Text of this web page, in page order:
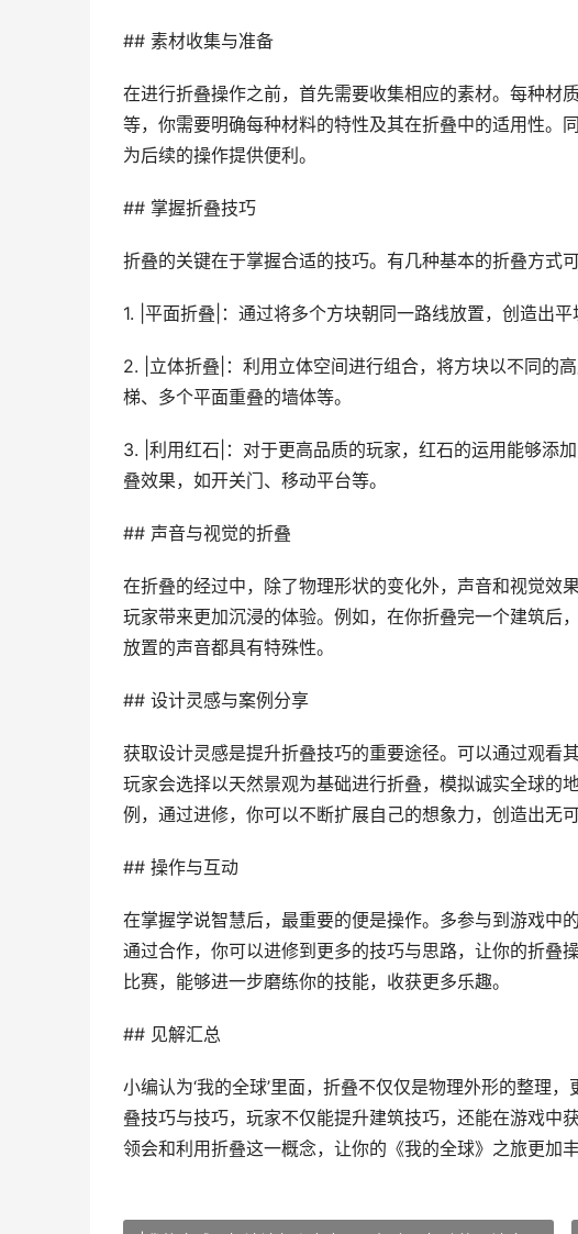
## 素材收集与准备
在进行折叠操作之前，首先需要收集相应的素材。每种材
等，你需要明确每种材料的特性及其在折叠中的适用性。
为后续的操作提供便利。
## 掌握折叠技巧
折叠的关键在于掌握合适的技巧。有几种基本的折叠方式可
1. |平面折叠|：通过将多个方块朝同一路线放置，创造出
2. |立体折叠|：利用立体空间进行组合，将方块以不同的
梯、多个平面重叠的墙体等。
3. |利用红石|：对于更高品质的玩家，红石的运用能够添
叠效果，如开关门、移动平台等。
## 声音与视觉的折叠
在折叠的经过中，除了物理形状的变化外，声音和视觉效
玩家带来更加沉浸的体验。例如，在你折叠完一个建筑后
放置的声音都具有特殊性。
## 设计灵感与案例分享
获取设计灵感是提升折叠技巧的重要途径。可以通过观看
玩家会选择以天然景观为基础进行折叠，模拟诚实全球的
例，通过进修，你可以不断扩展自己的想象力，创造出无可
## 操作与互动
在掌握学说智慧后，最重要的便是操作。多参与到游戏中
通过合作，你可以进修到更多的技巧与思路，让你的折叠
比赛，能够进一步磨练你的技能，收获更多乐趣。
## 见解汇总
小编认为‘我的全球’里面，折叠不仅仅是物理外形的整理
叠技巧与技巧，玩家不仅能提升建筑技巧，还能在游戏中
领会和利用折叠这一概念，让你的《我的全球》之旅更加丰